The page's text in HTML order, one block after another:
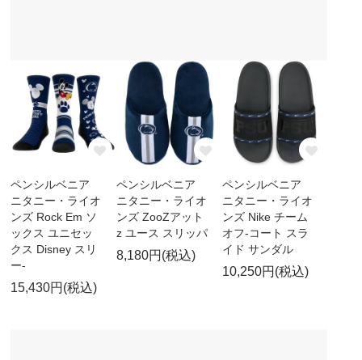
ペンシルベニア
ニタニー・ライオ
ンズ Rock Em ソ
ックス ユニセッ
クス Disney スリ
ー-
15,430円(税込)
ペンシルベニア
ニタニー・ライオ
ンズ ZooZアット
z ユース スリッパ
8,180円(税込)
ペンシルベニア
ニタニー・ライオ
ンズ Nike チーム
オフ-コート スラ
イド サンダル
10,250円(税込)